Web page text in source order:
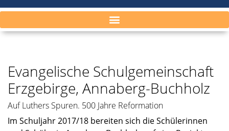
Evangelische Schulgemeinschaft
Erzgebirge, Annaberg-Buchholz
Auf Luthers Spuren. 500 Jahre Reformation
Im Schul­jahr 2017/18 berei­ten sich die Schüle­rin­nen